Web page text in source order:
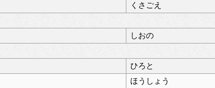
くさごえ
しおの
ひろと
ほうしょう